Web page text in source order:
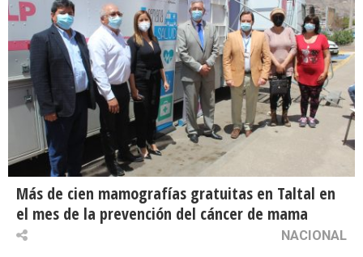
Más de cien mamografías gratuitas en Taltal en
el mes de la prevención del cáncer de mama
NACIONAL